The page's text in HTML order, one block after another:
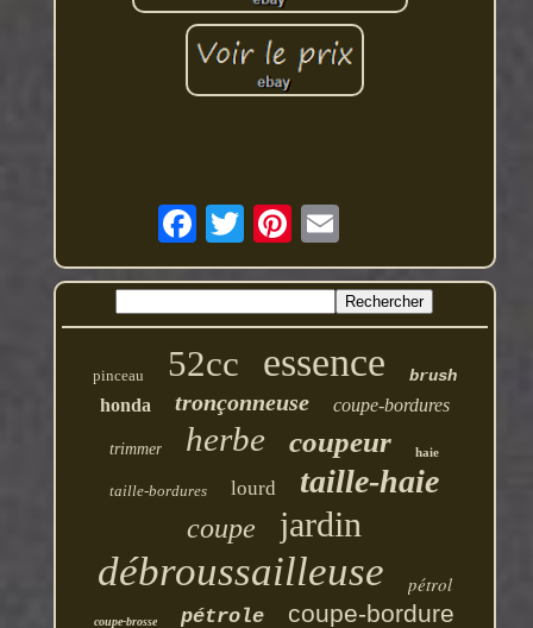
pinceau 52cc essence brush
honda tronçonneuse coupe-bordures
trimmer herbe coupeur haie
taille-bordures lourd taille-haie
coupe jardin
débroussailleuse pétrol
coupe-brosse pétrole coupe-bordure